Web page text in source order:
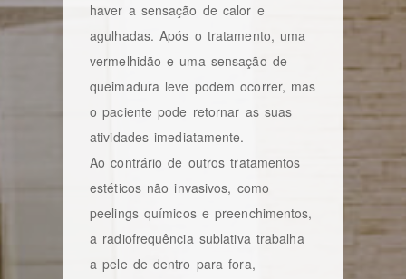
haver a sensação de calor e
agulhadas. Após o tratamento, uma
vermelhidão e uma sensação de
queimadura leve podem ocorrer, mas
o paciente pode retornar as suas
atividades imediatamente.
Ao contrário de outros tratamentos
estéticos não invasivos, como
peelings químicos e preenchimentos,
a radiofrequência sublativa trabalha
a pele de dentro para fora,